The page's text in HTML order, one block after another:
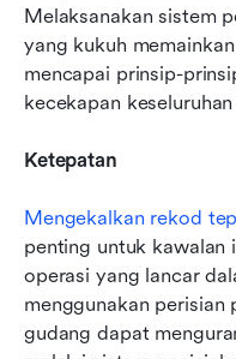
Melaksanakan sistem
yang kukuh
mencapai prinsip-
kecekapan
Ketepatan
Mengekalkan rekod
penting untuk kawalan
operasi yang lancar
menggunakan perisian
gudang dapat